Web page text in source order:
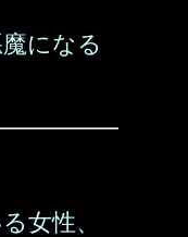
になる
女性、